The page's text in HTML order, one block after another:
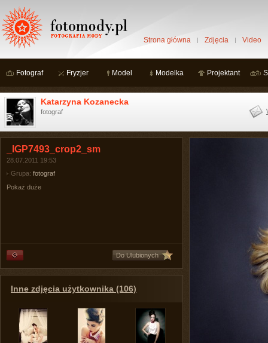
Strona główna Zdjęcia Video
Fotograf Fryzjer Model Modelka Projektant
Katarzyna Kozanecka
fotograf
_IGP7493_crop2_sm
28.07.2011 19:53
Grupa: fotograf
Pokaż duże
Do Ulubionych
Inne zdjęcia użytkownika (106)